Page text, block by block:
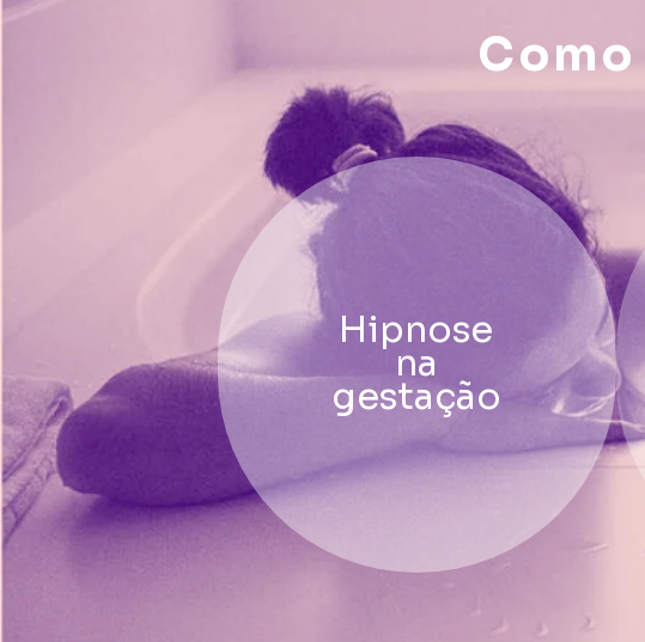
Hipnose
na
gestação